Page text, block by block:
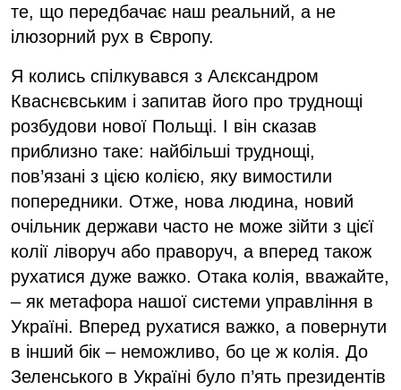
те, що передбачає наш реальний, а не
ілюзорний рух в Європу.
Я колись спілкувався з Алєксандром
Кваснєвським і запитав його про труднощі
розбудови нової Польщі. І він сказав
приблизно таке: найбільші труднощі,
пов’язані з цією колією, яку вимостили
попередники. Отже, нова людина, новий
очільник держави часто не може зійти з цієї
колії ліворуч або праворуч, а вперед також
рухатися дуже важко. Отака колія, вважайте,
– як метафора нашої системи управління в
Україні. Вперед рухатися важко, а повернути
в інший бік – неможливо, бо це ж колія. До
Зеленського в Україні було п’ять президентів